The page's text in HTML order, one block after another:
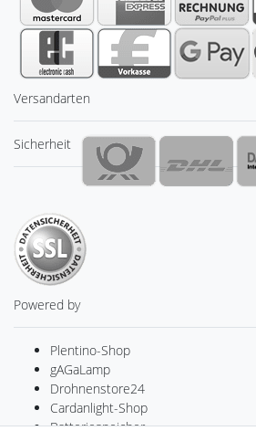
Versandarten
Sicherheit
Powered by
Plentino-Shop
gAGaLamp
Drohnenstore24
Cardanlight-Shop
Batteriespeicher